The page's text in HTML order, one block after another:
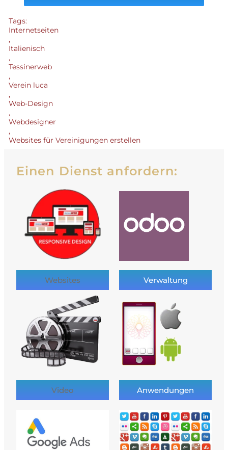
Tags:
Internetseiten
,
Italienisch
,
Tessinerweb
,
Verein luca
,
Web-Design
,
Webdesigner
,
Websites für Vereinigungen erstellen
Einen Dienst anfordern:
Websites Verwaltung
Video Anwendungen